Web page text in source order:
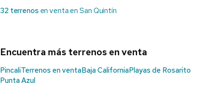
32 terrenos en venta en San Quintín
Encuentra más terrenos en venta
PincaliTerrenos en ventaBaja CaliforniaPlayas de Rosarito
Punta Azul